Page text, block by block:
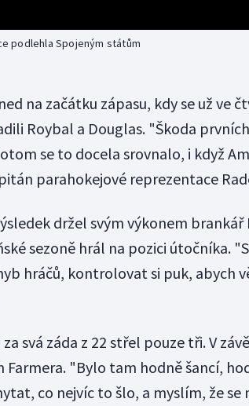
podlehla Spojeným státům
na začátku zápasu, kdy se už ve
Roybal a Douglas. "Škoda
se to docela srovnalo, i když
parahokejové reprezentace
držel svým výkonem brankář
sezoně hrál na pozici útočníka.
hráčů, kontrolovat si puk, abych
svá záda z 22 střel pouze tři. V
Farmera. "Bylo tam hodně šancí,
co nejvíc to šlo, a myslím, že se